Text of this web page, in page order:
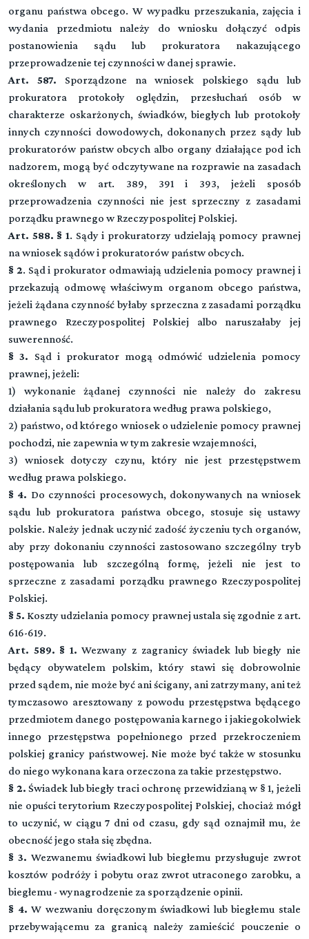
organu państwa obcego. W wypadku przeszukania, zajęcia i
wydania przedmiotu należy do wniosku dołączyć odpis
postanowienia sądu lub prokuratora nakazującego
przeprowadzenie tej czynności w danej sprawie.
Art. 587. Sporządzone na wniosek polskiego sądu lub
prokuratora protokoły oględzin, przesłuchań osób w
charakterze oskarżonych, świadków, biegłych lub protokoły
innych czynności dowodowych, dokonanych przez sądy lub
prokuratorów państw obcych albo organy działające pod ich
nadzorem, mogą być odczytywane na rozprawie na zasadach
określonych w art. 389, 391 i 393, jeżeli sposób
przeprowadzenia czynności nie jest sprzeczny z zasadami
porządku prawnego w Rzeczypospolitej Polskiej.
Art. 588. § 1. Sądy i prokuratorzy udzielają pomocy prawnej
na wniosek sądów i prokuratorów państw obcych.
§ 2. Sąd i prokurator odmawiają udzielenia pomocy prawnej i
przekazują odmowę właściwym organom obcego państwa,
jeżeli żądana czynność byłaby sprzeczna z zasadami porządku
prawnego Rzeczypospolitej Polskiej albo naruszałaby jej
suwerenność.
§ 3. Sąd i prokurator mogą odmówić udzielenia pomocy
prawnej, jeżeli:
1) wykonanie żądanej czynności nie należy do zakresu
działania sądu lub prokuratora według prawa polskiego,
2) państwo, od którego wniosek o udzielenie pomocy prawnej
pochodzi, nie zapewnia w tym zakresie wzajemności,
3) wniosek dotyczy czynu, który nie jest przestępstwem
według prawa polskiego.
§ 4. Do czynności procesowych, dokonywanych na wniosek
sądu lub prokuratora państwa obcego, stosuje się ustawy
polskie. Należy jednak uczynić zadość życzeniu tych organów,
aby przy dokonaniu czynności zastosowano szczególny tryb
postępowania lub szczególną formę, jeżeli nie jest to
sprzeczne z zasadami porządku prawnego Rzeczypospolitej
Polskiej.
§ 5. Koszty udzielania pomocy prawnej ustala się zgodnie z art.
616-619.
Art. 589. § 1. Wezwany z zagranicy świadek lub biegły nie
będący obywatelem polskim, który stawi się dobrowolnie
przed sądem, nie może być ani ścigany, ani zatrzymany, ani też
tymczasowo aresztowany z powodu przestępstwa będącego
przedmiotem danego postępowania karnego i jakiegokolwiek
innego przestępstwa popełnionego przed przekroczeniem
polskiej granicy państwowej. Nie może być także w stosunku
do niego wykonana kara orzeczona za takie przestępstwo.
§ 2. Świadek lub biegły traci ochronę przewidzianą w § 1, jeżeli
nie opuści terytorium Rzeczypospolitej Polskiej, chociaż mógł
to uczynić, w ciągu 7 dni od czasu, gdy sąd oznajmił mu, że
obecność jego stała się zbędna.
§ 3. Wezwanemu świadkowi lub biegłemu przysługuje zwrot
kosztów podróży i pobytu oraz zwrot utraconego zarobku, a
biegłemu - wynagrodzenie za sporządzenie opinii.
§ 4. W wezwaniu doręczonym świadkowi lub biegłemu stale
przebywającemu za granicą należy zamieścić pouczenie o